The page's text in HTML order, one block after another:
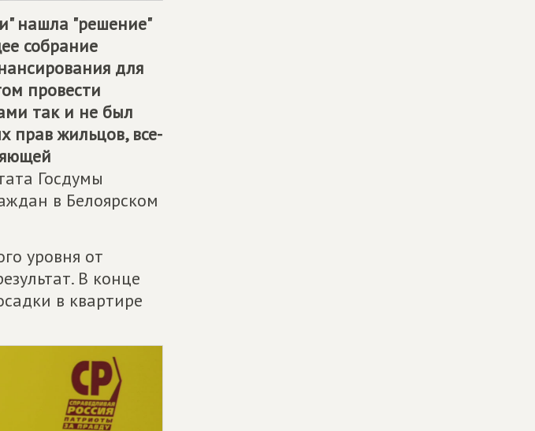
нашла "решение"
собрание
для
провести
так и не был
прав жильцов, все-
Госдумы
в Белоярском
уровня от
В конце
в квартире